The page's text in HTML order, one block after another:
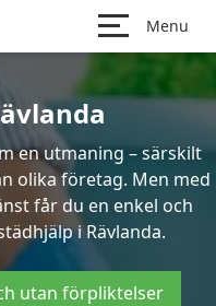
Menu
en utmaning – särskilt
olika företag. Men med
får du en enkel och
i Rävlanda.
utan förpliktelser